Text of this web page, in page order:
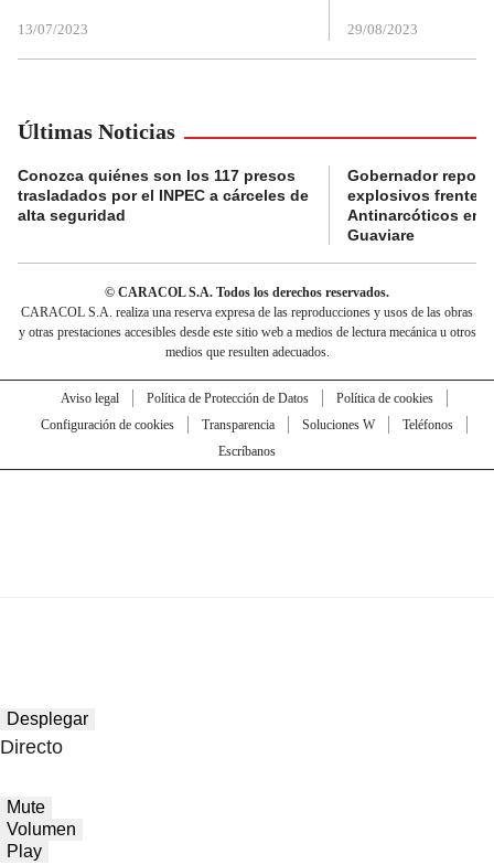
13/07/2023 29/08/2023
Últimas Noticias
Conozca quiénes son los 117 presos
trasladados por el INPEC a cárceles de
alta seguridad
Gobernador
explosivos frente a
Antinarcóticos en
Guaviare
© CARACOL S.A. Todos los derechos reservados.
CARACOL S.A. realiza una reserva expresa de las reproducciones y usos de las obras
y otras prestaciones accesibles desde este sitio web a medios de lectura mecánica u otros
medios que resulten adecuados.
Aviso legal Política de Protección de Datos
Política de cookies
Configuración de cookies
Transparencia Soluciones W
Teléfonos
Escríbanos
Desplegar
Directo
Mute
Volumen
Play